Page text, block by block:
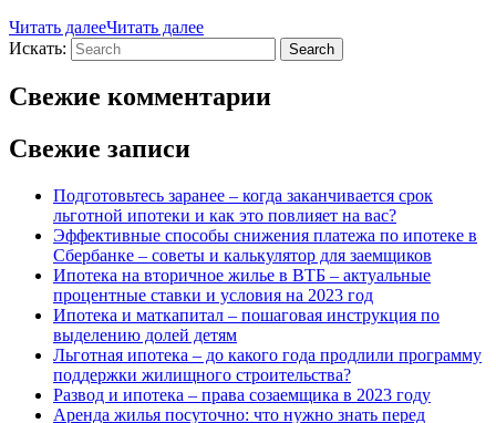
Читать далееЧитать далее
Искать:
Search
Свежие комментарии
Свежие записи
Подготовьтесь заранее – когда заканчивается срок
льготной ипотеки и как это повлияет на вас?
Эффективные способы снижения платежа по ипотеке в
Сбербанке – советы и калькулятор для заемщиков
Ипотека на вторичное жилье в ВТБ – актуальные
процентные ставки и условия на 2023 год
Ипотека и маткапитал – пошаговая инструкция по
выделению долей детям
Льготная ипотека – до какого года продлили программу
поддержки жилищного строительства?
Развод и ипотека – права созаемщика в 2023 году
Аренда жилья посуточно: что нужно знать перед